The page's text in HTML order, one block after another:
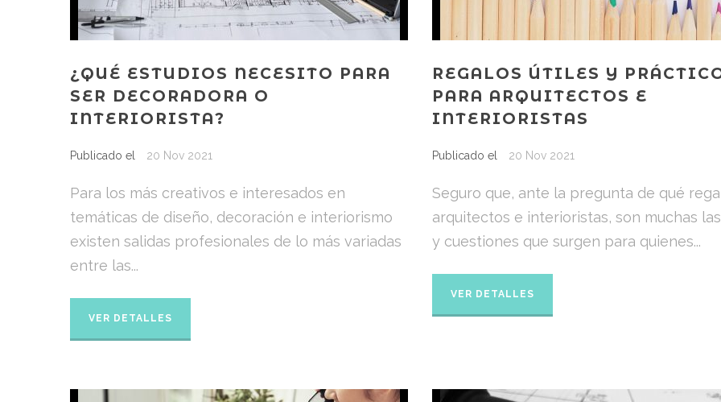
¿QUÉ ESTUDIOS NECESITO PARA
SER DECORADORA O
INTERIORISTA?
Publicado el 20 Nov 2021
Para los más creativos e interesados en
temáticas de diseño, decoración e interiorismo
existen salidas profesionales de lo más variadas
entre las...
VER DETALLES
REGALOS ÚTILES Y
PARA ARQUITECTOS E
INTERIORISTAS
Publicado el 20 Nov 2021
Seguro que, ante la pregunta de qué
arquitectos e interioristas, son muchas
y cuestiones que surgen para quienes...
VER DETALLES